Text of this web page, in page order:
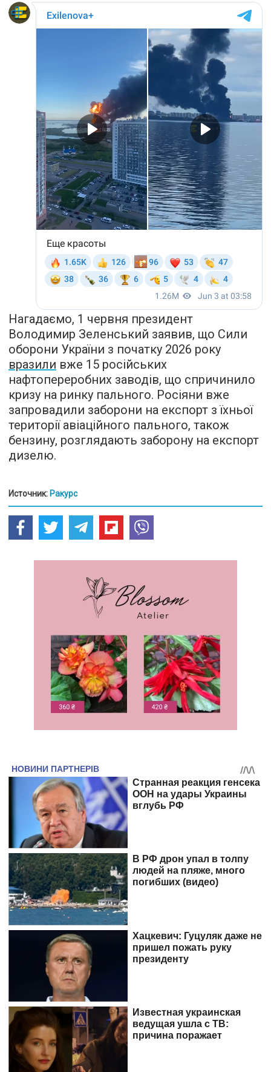
Нагадаємо, 1 червня президент
Володимир Зеленський заявив, що Сили
оборони України з початку 2026 року
вразили вже 15 російських
нафтопереробних заводів, що спричинило
кризу на ринку пального. Росіяни вже
запровадили заборони на експорт з їхньої
території авіаційного пального, також
бензину, розглядають заборону на експорт
дизелю.
Источник: Ракурс